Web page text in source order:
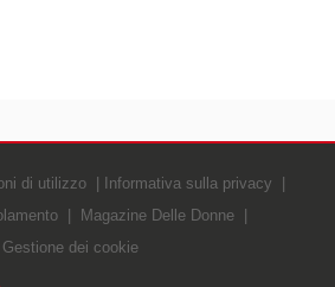
di utilizzo
Informativa sulla privacy
Magazine Delle Donne
Gestione dei cookie